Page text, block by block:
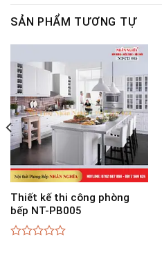
SẢN PHẨM TƯƠNG TỰ
Thiết kế thi công phòng
bếp NT-PB005